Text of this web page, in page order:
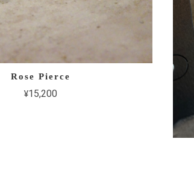
Rose Pierce
¥15,200